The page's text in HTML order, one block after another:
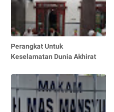
Perangkat Untuk
Keselamatan Dunia Akhirat